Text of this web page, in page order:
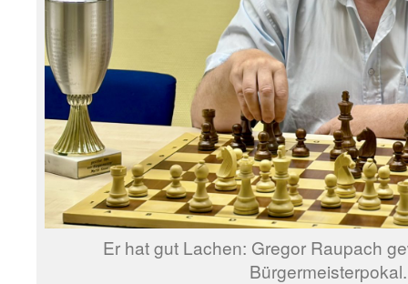
Er hat gut Lachen: Gregor Raupach
Bürgermeisterpokal.